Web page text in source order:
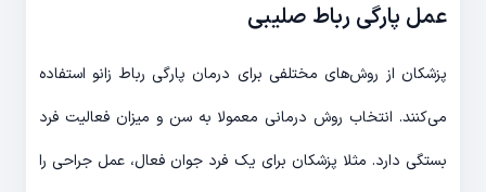
عمل پارگی رباط صلیبی
پزشکان از روش‌های مختلفی برای درمان پارگی رباط زانو استفاده
می‌کنند. انتخاب روش درمانی معمولا به سن و میزان فعالیت فرد
بستگی دارد. مثلا پزشکان برای یک فرد جوان فعال، عمل جراحی را